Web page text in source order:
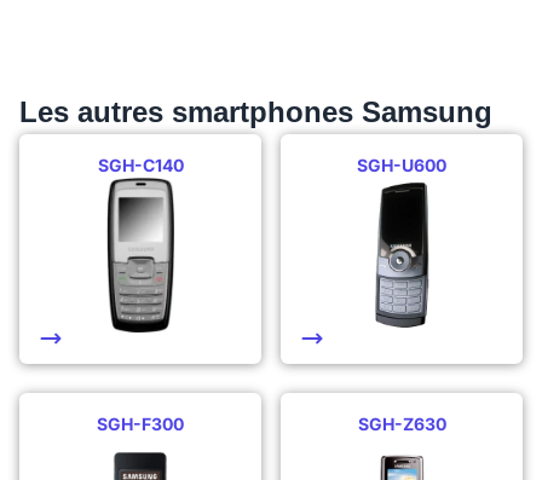
Les autres smartphones Samsung
SGH-C140 SGH-U600
SGH-F300 SGH-Z630